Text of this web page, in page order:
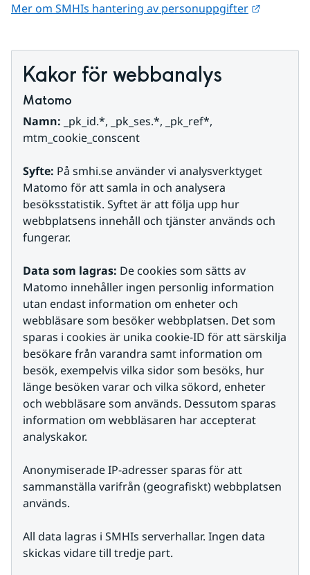
Mer om SMHIs hantering av personuppgifter
Kakor för webbanalys
Matomo
Namn: _pk_id.*, _pk_ses.*, _pk_ref*,
mtm_cookie_conscent
Syfte: På smhi.se använder vi analysverktyget
Matomo för att samla in och analysera
besöksstatistik. Syftet är att följa upp hur
webbplatsens innehåll och tjänster används och
fungerar.
Data som lagras: De cookies som sätts av
Matomo innehåller ingen personlig information
utan endast information om enheter och
webbläsare som besöker webbplatsen. Det som
sparas i cookies är unika cookie-ID för att särskilja
besökare från varandra samt information om
besök, exempelvis vilka sidor som besöks, hur
länge besöken varar och vilka sökord, enheter
och webbläsare som används. Dessutom sparas
information om webbläsaren har accepterat
analyskakor.
Anonymiserade IP-adresser sparas för att
sammanställa varifrån (geografiskt) webbplatsen
används.
All data lagras i SMHIs serverhallar. Ingen data
skickas vidare till tredje part.